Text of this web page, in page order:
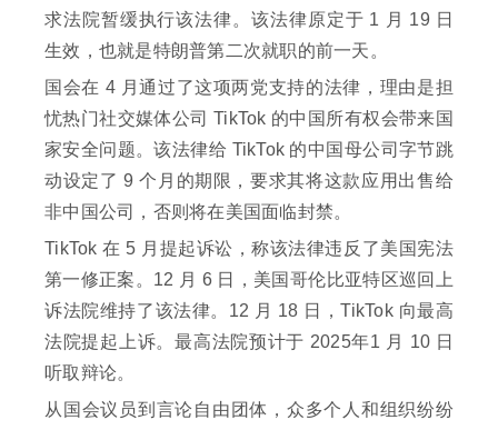
求法院暂缓执行该法律。该法律原定于 1 月 19 日
生效，也就是特朗普第二次就职的前一天。
国会在 4 月通过了这项两党支持的法律，理由是担
忧热门社交媒体公司 TikTok 的中国所有权会带来国
家安全问题。该法律给 TikTok 的中国母公司字节跳
动设定了 9 个月的期限，要求其将这款应用出售给
非中国公司，否则将在美国面临封禁。
TikTok 在 5 月提起诉讼，称该法律违反了美国宪法
第一修正案。12 月 6 日，美国哥伦比亚特区巡回上
诉法院维持了该法律。12 月 18 日，TikTok 向最高
法院提起上诉。最高法院预计于 2025年1 月 10 日
听取辩论。
从国会议员到言论自由团体，众多个人和组织纷纷